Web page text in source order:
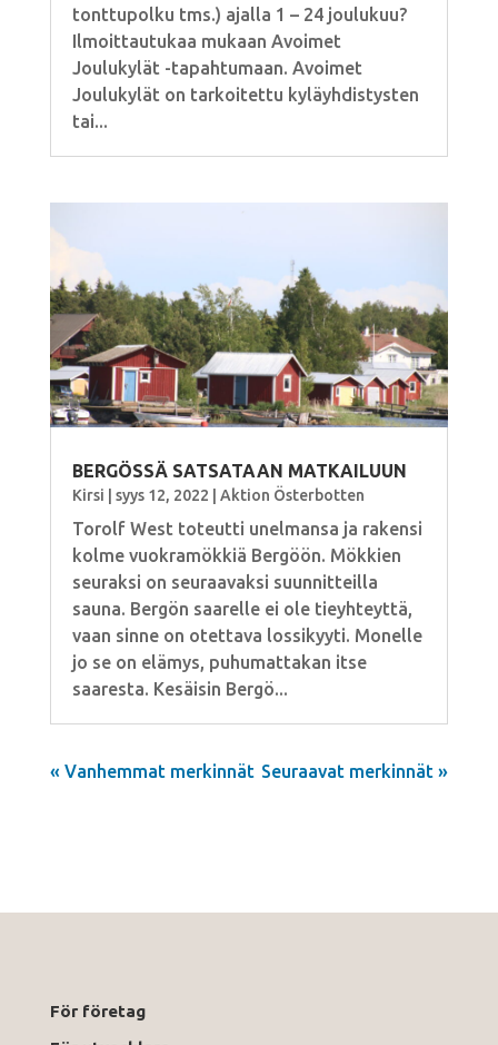
tonttupolku tms.) ajalla 1 – 24 joulukuu?
Ilmoittautukaa mukaan Avoimet
Joulukylät -tapahtumaan. Avoimet
Joulukylät on tarkoitettu kyläyhdistysten
tai...
BERGÖSSÄ SATSATAAN MATKAILUUN
Kirsi syys 12, 2022 Aktion Österbotten
Torolf West toteutti unelmansa ja rakensi
kolme vuokramökkiä Bergöön. Mökkien
seuraksi on seuraavaksi suunnitteilla
sauna. Bergön saarelle ei ole tieyhteyttä,
vaan sinne on otettava lossikyyti. Monelle
jo se on elämys, puhumattakan itse
saaresta. Kesäisin Bergö...
« Vanhemmat merkinnät Seuraavat merkinnät »
För företag